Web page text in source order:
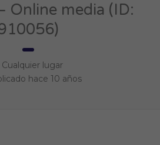
Online media (ID:
Cualquier lugar
hace 10 años